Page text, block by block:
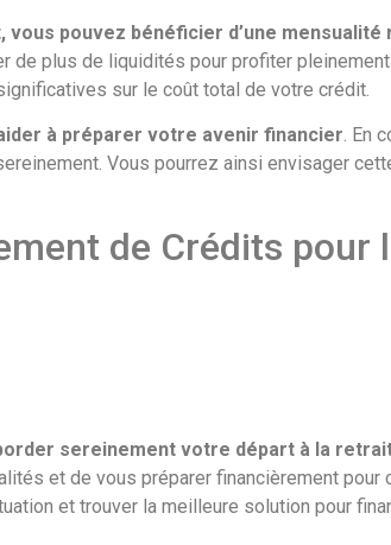
pouvez bénéficier d’une mensualité
plus de liquidités pour profiter
sur le coût total de votre crédit.
à préparer votre avenir financier. En
Vous pourrez ainsi envisager
de Crédits pour
sereinement votre départ à la
et de vous préparer financièrement
et trouver la meilleure solution pour